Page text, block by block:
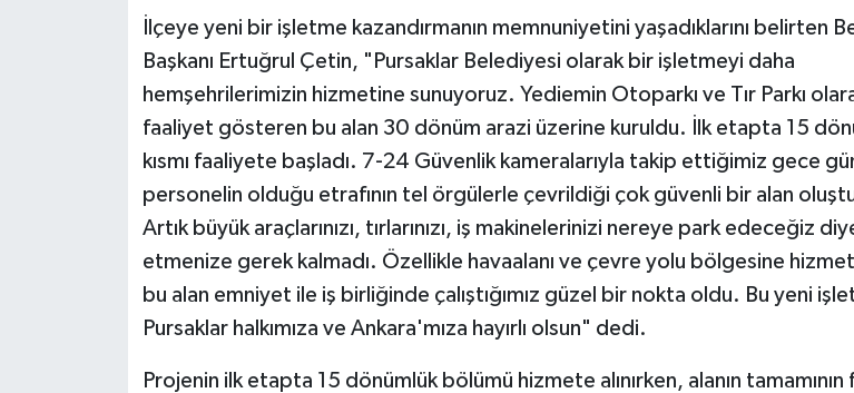
İlçeye yeni bir işletme kazandırmanın memnuniyetini yaşadıklarını belirten
Başkanı Ertuğrul Çetin, "Pursaklar Belediyesi olarak bir işletmeyi daha
hemşehrilerimizin hizmetine sunuyoruz. Yediemin Otoparkı ve Tır Parkı
faaliyet gösteren bu alan 30 dönüm arazi üzerine kuruldu. İlk etapta 15
kısmı faaliyete başladı. 7-24 Güvenlik kameralarıyla takip ettiğimiz gece
personelin olduğu etrafının tel örgülerle çevrildiği çok güvenli bir alan
Artık büyük araçlarınızı, tırlarınızı, iş makinelerinizi nereye park edeceğiz
etmenize gerek kalmadı. Özellikle havaalanı ve çevre yolu bölgesine
bu alan emniyet ile iş birliğinde çalıştığımız güzel bir nokta oldu. Bu yeni
Pursaklar halkımıza ve Ankara'mıza hayırlı olsun" dedi.
Projenin ilk etapta 15 dönümlük bölümü hizmete alınırken, alanın